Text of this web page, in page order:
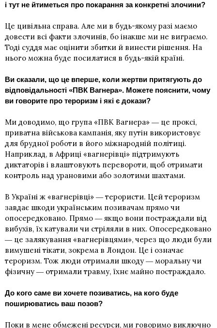
і тут не йтиметься про покарання за конкретні злочини?
Це цивільна справа. Але ми в будь-якому разі маємо
довести всі факти злочинів, бо інакше ми не виграємо.
Тоді суддя має оцінити збитки й винести рішення. На
нього можна буде посилатися в будь-якій країні.
Ви сказали, що це вперше, коли жертви притягують до
відповідальності «ПВК Вагнера». Можете пояснити, чому
ви говорите про тероризм і які є докази?
Ми доводимо, що група «ПВК Вагнера» ― це проксі,
приватна військова кампанія, яку путін використовує
для брудної роботи в його міжнародній політиці.
Наприклад, в Африці «вагнерівці» підтримують
диктаторів і влаштовують перевороти, щоб отримати
контроль над урановими або золотими шахтами.
В Україні ж «вагнерівці» ― терористи. Цей тероризм
завдає шкоди українським позивачам прямо чи
опосередковано. Прямо ― якщо вони постраждали від
вибухів, їх катували чи стріляли в них. Опосередковано
― це залякування «вагнерівцями», через що люди були
вимушені тікати, зокрема в Лондон. Це і означає
тероризм. Тож люди отримали шкоду ― моральну чи
фізичну ― отримали травму, їхнє майно постраждало.
До кого саме ви хочете позиватись, на кого буде
поширюватись ваш позов?
Поки в мене обмежені ресурси, ми говоримо виключно